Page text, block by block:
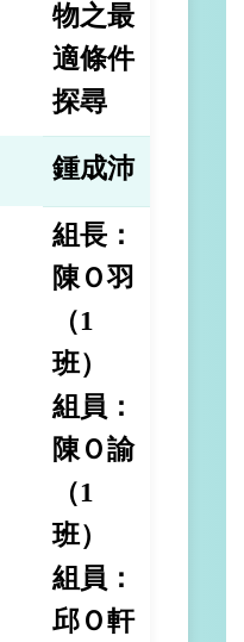
物之最
適條件
探尋
鍾成沛
組長：
陳Ｏ羽
（1
班）
組員：
陳Ｏ諭
（1
班）
組員：
邱Ｏ軒